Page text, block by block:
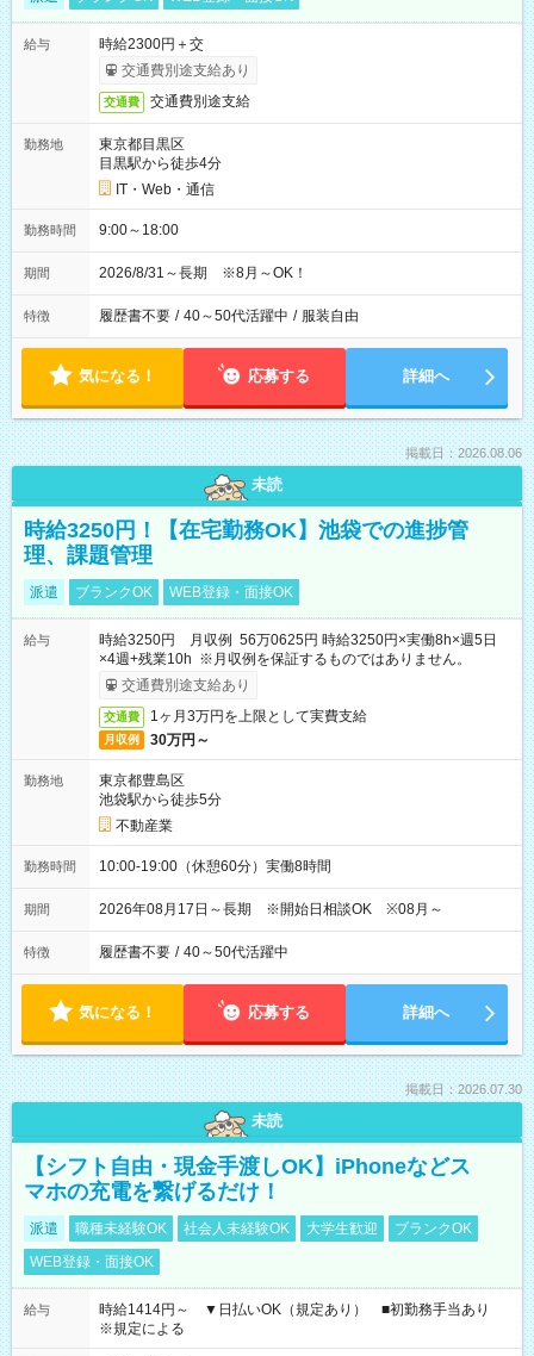
給与
時給2300円＋交
交通費別途支給あり
交通費 交通費別途支給
勤務地
東京都目黒区
目黒駅から徒歩4分
IT・Web・通信
勤務時間 9:00～18:00
期間 2026/8/31～長期 ※8月～OK！
特徴 履歴書不要 / 40～50代活躍中 / 服装自由
気になる！ 応募する 詳細へ
掲載日：2026.08.06
未読
時給3250円！【在宅勤務OK】池袋での進捗管
理、課題管理
派遣 ブランクOK WEB登録・面接OK
給与
時給3250円 月収例 56万0625円 時給3250円×実働8h×週5日
×4週+残業10h ※月収例を保証するものではありません。
交通費別途支給あり
交通費 1ヶ月3万円を上限として実費支給
月収例 30万円～
勤務地
東京都豊島区
池袋駅から徒歩5分
不動産業
勤務時間 10:00-19:00（休憩60分）実働8時間
期間 2026年08月17日～長期 ※開始日相談OK ※08月～
特徴 履歴書不要 / 40～50代活躍中
気になる！ 応募する 詳細へ
掲載日：2026.07.30
未読
【シフト自由・現金手渡しOK】iPhoneなどス
マホの充電を繋げるだけ！
派遣 職種未経験OK 社会人未経験OK 大学生歓迎
ブランクOK
WEB登録・面接OK
給与
時給1414円～ ▼日払いOK（規定あり） ■初勤務手当あり
※規定による